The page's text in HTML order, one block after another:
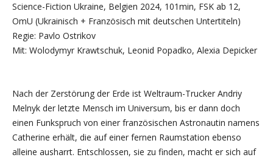
Science-Fiction Ukraine, Belgien 2024, 101min, FSK ab 12,
OmU (Ukrainisch + Französisch mit deutschen Untertiteln)
Regie: Pavlo Ostrikov
Mit: Wolodymyr Krawtschuk, Leonid Popadko, Alexia Depicker
Nach der Zerstörung der Erde ist Weltraum-Trucker Andriy
Melnyk der letzte Mensch im Universum, bis er dann doch
einen Funkspruch von einer französischen Astronautin namens
Catherine erhält, die auf einer fernen Raumstation ebenso
alleine ausharrt. Entschlossen, sie zu finden, macht er sich auf